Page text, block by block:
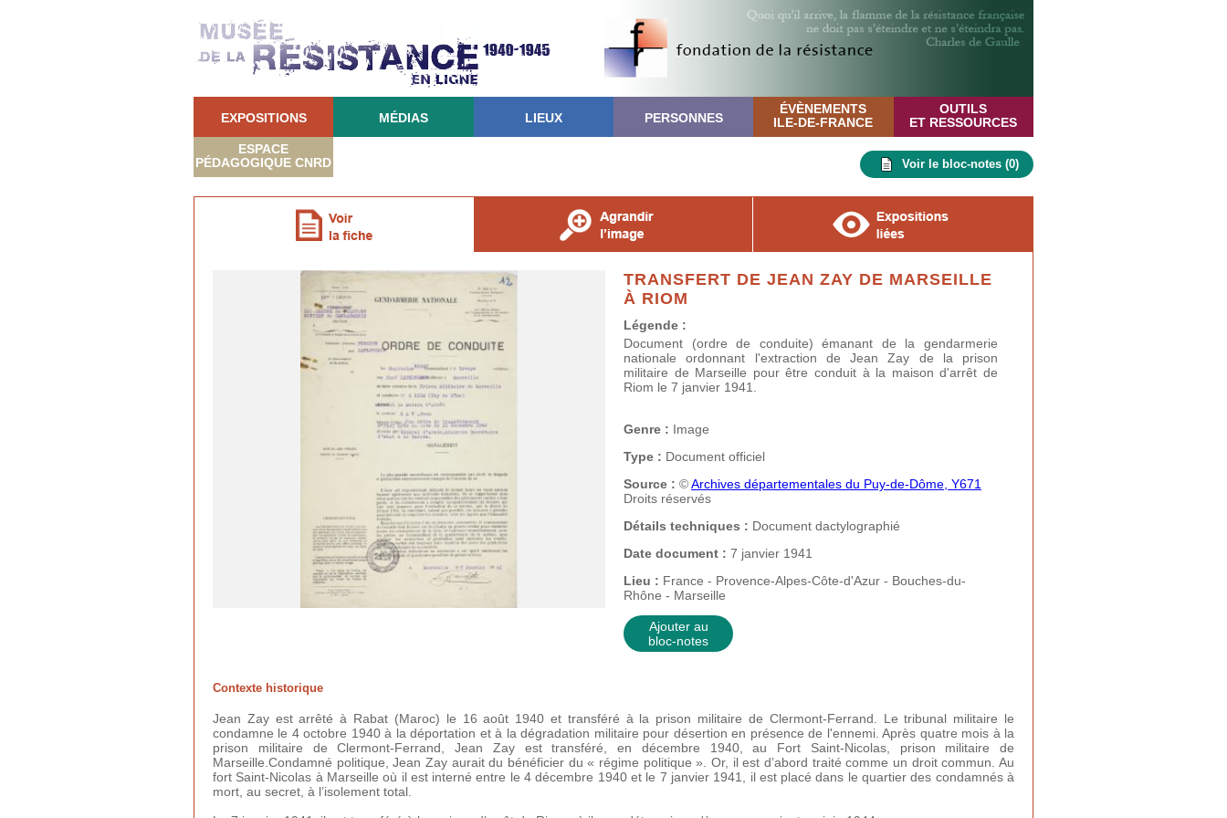
EXPOSITIONS MÉDIAS LIEUX PERSONNES
ÉVÈNEMENTS
ILE-DE-FRANCE
OUTILS
ET RESSOURCES
ESPACE
PÉDAGOGIQUE CNRD Voir le bloc-notes (0)
TRANSFERT DE JEAN ZAY DE MARSEILLE
À RIOM
Légende :
Document (ordre de conduite) émanant de la gendarmerie
nationale ordonnant l'extraction de Jean Zay de la prison
militaire de Marseille pour être conduit à la maison d'arrêt de
Riom le 7 janvier 1941.
Genre : Image
Type : Document officiel
Source : ©Archives départementales du Puy-de-Dôme, Y671
Droits réservés
Détails techniques : Document dactylographié
Date document : 7 janvier 1941
Lieu : France - Provence-Alpes-Côte-d'Azur - Bouches-du-
Rhône - Marseille
Ajouter au
bloc-notes
Contexte historique
Jean Zay est arrêté à Rabat (Maroc) le 16 août 1940 et transféré à la prison militaire de Clermont-Ferrand. Le tribunal militaire le
condamne le 4 octobre 1940 à la déportation et à la dégradation militaire pour désertion en présence de l'ennemi. Après quatre mois à la
prison militaire de Clermont-Ferrand, Jean Zay est transféré, en décembre 1940, au Fort Saint-Nicolas, prison militaire de
Marseille.Condamné politique, Jean Zay aurait du bénéficier du « régime politique ». Or, il est d’abord traité comme un droit commun. Au
fort Saint-Nicolas à Marseille où il est interné entre le 4 décembre 1940 et le 7 janvier 1941, il est placé dans le quartier des condamnés à
mort, au secret, à l’isolement total.